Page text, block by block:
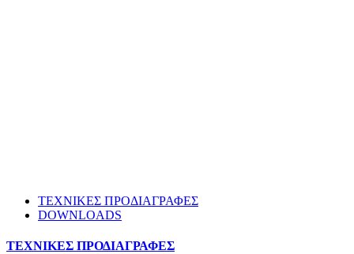
ΤΕΧΝΙΚΕΣ ΠΡΟΔΙΑΓΡΑΦΕΣ
DOWNLOADS
ΤΕΧΝΙΚΕΣ ΠΡΟΔΙΑΓΡΑΦΕΣ